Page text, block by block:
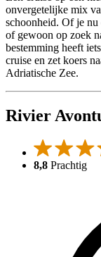
onvergetelijke mix
schoonheid. Of je nu
of gewoon op zoek
bestemming heeft
cruise en zet koers
Adriatische Zee.
Rivier
8,8 Prachtig